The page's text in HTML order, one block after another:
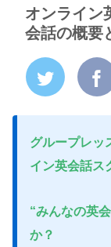
オンライン
会話の概要
グループレッ
イン英会話ス
“みんなの英
か？